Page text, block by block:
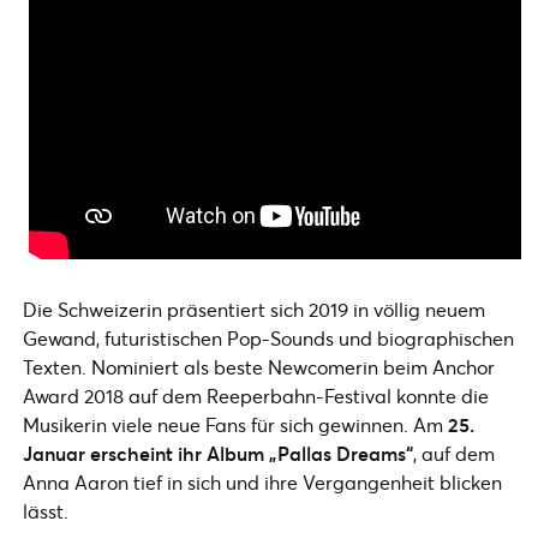
Die Schweizerin präsentiert sich 2019 in völlig neuem
Gewand, futuristischen Pop-Sounds und biographischen
Texten. Nominiert als beste Newcomerin beim Anchor
Award 2018 auf dem Reeperbahn-Festival konnte die
Musikerin viele neue Fans für sich gewinnen. Am25.
Januar erscheint ihr Album „Pallas Dreams“, auf dem
Anna Aaron tief in sich und ihre Vergangenheit blicken
lässt.